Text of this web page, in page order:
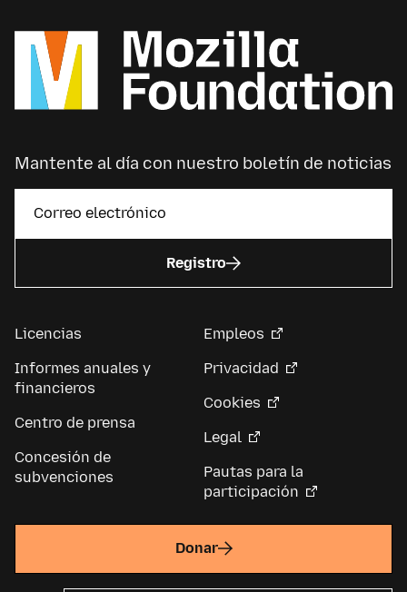
Mantente al día con nuestro boletín de noticias
Registro
Licencias
Informes anuales y
financieros
Centro de prensa
Concesión de
subvenciones
Empleos
Privacidad
Cookies
Legal
Pautas para la
participación
Donar